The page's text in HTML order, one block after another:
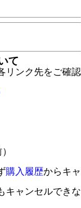
て
リンク先をご確認
購入履歴からキャ
キャンセルできな